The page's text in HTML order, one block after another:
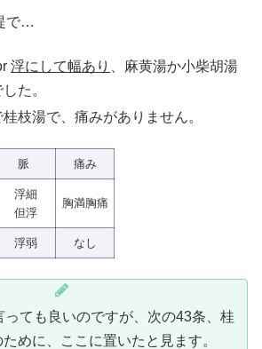
で…
浮にして幅あり
、麻黄湯か小柴胡湯
た。
枝湯で、痛みがありません。
脈 痛み
浮細
但浮
胸満胸痛
浮弱 なし
ても良いのですが、次の43条、桂
めに、ここに置いたと見ます。